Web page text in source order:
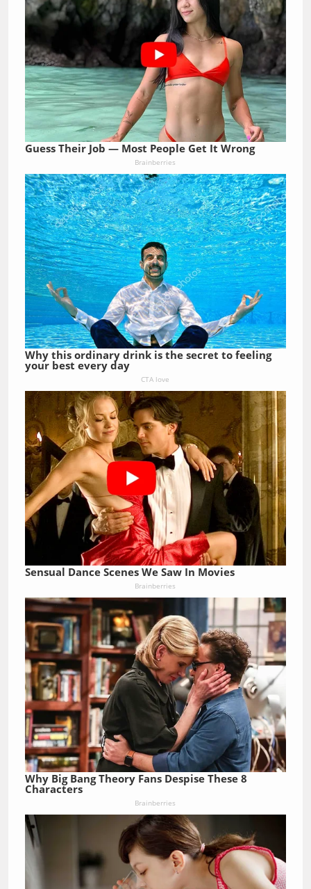
Guess Their Job — Most People Get It Wrong
Brainberries
Why this ordinary drink is the secret to feeling
your best every day
CTA love
Sensual Dance Scenes We Saw In Movies
Brainberries
Why Big Bang Theory Fans Despise These 8
Characters
Brainberries